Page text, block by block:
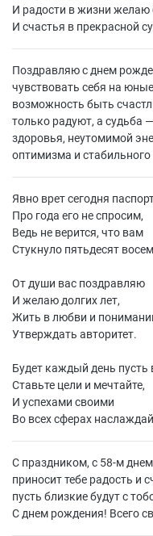
И радости в жизни желаю
И счастья в прекрасной
Поздравляю с днем
чувствовать себя на
возможность быть
только радуют, а судьба
здоровья, неутомимой
оптимизма и
Явно врет сегодня
Про года его не спросим,
Ведь не верится, что вам
Стукнуло пятьдесят
От души вас поздравляю
И желаю долгих лет,
Жить в любви и
Утверждать авторитет.
Будет каждый день пусть
Ставьте цели и мечтайте,
И успехами своими
Во всех сферах
С праздником, с 58-м
приносит тебе радость и
пусть близкие будут с
С днем рождения! Всего